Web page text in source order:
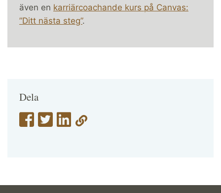
Dela
även en karriärcoachande kurs på Canvas:
”Ditt nästa steg”.